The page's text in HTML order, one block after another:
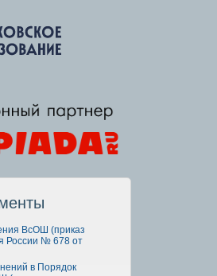
ВсОШ (приказ
России № 678 от
в Порядок